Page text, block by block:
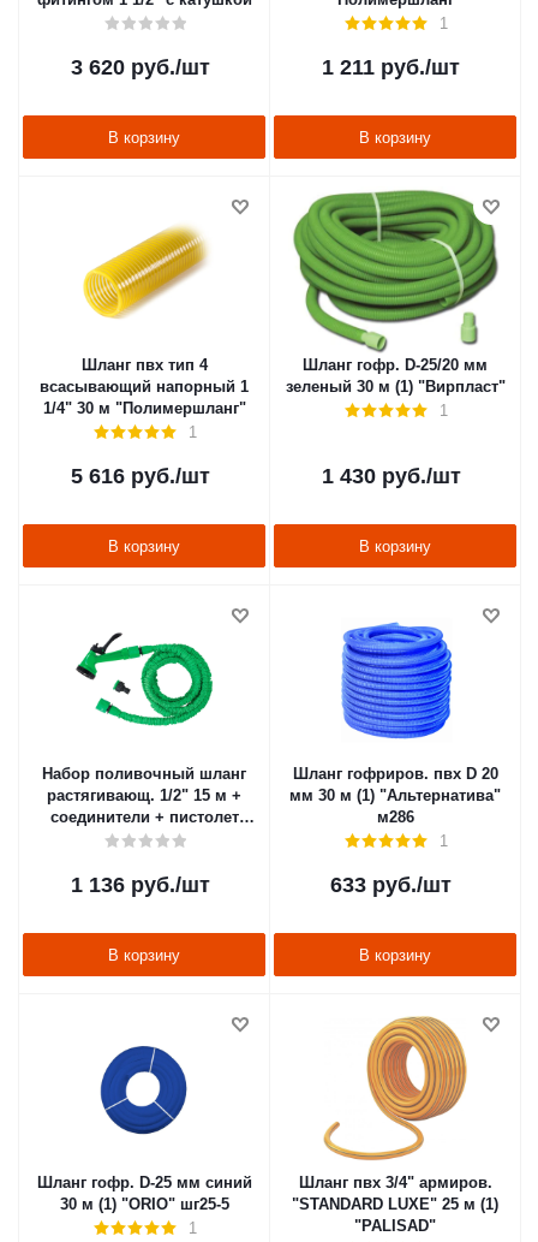
3 620руб./шт
В корзину
1
1 211 руб./шт
В корзину
Шланг пвх тип 4
всасывающий напорный 1
1/4" 30 м "Полимершланг"
1
5 616руб./шт
В корзину
Шланг гофр. D-25/20 мм
зеленый 30 м (1) "Вирпласт"
1
1 430руб./шт
В корзину
Набор поливочный шланг
растягивающ. 1/2" 15 м +
соединители + пистолет
(1/12) "PARK" LS1051-150
1 136руб./шт
В корзину
Шланг гофриров. пвх D 20
мм 30 м (1) "Альтернатива"
м286
1
633 руб./шт
В корзину
Шланг гофр. D-25 мм синий
30 м (1) "ORIO" шг25-5
1
Шланг пвх 3/4" армиров.
"STANDARD LUXE" 25 м (1)
"PALISAD"